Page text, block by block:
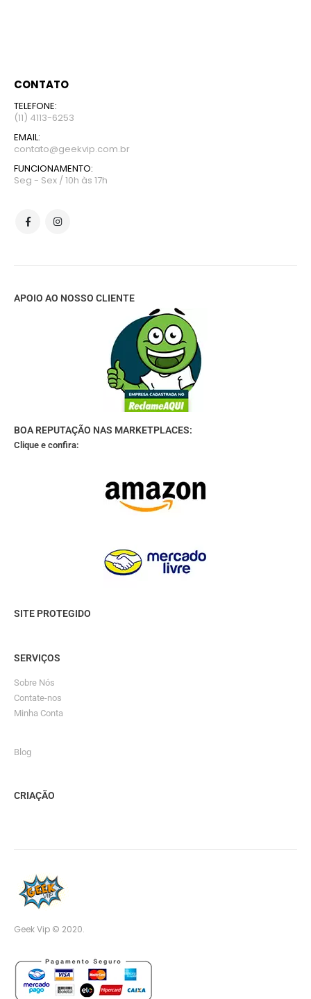
CONTATO
TELEFONE:
(11) 4113-6253
EMAIL:
contato@geekvip.com.br
FUNCIONAMENTO:
Seg - Sex / 10h às 17h
APOIO AO NOSSO CLIENTE
BOA REPUTAÇÃO NAS MARKETPLACES:
Clique e confira:
SITE PROTEGIDO
SERVIÇOS
Sobre Nós
Contate-nos
Minha Conta
Blog
CRIAÇÃO
Geek Vip © 2020.